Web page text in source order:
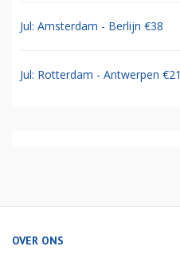
Jul: Amsterdam - Berlijn €38
Jul: Rotterdam - Antwerpen €21
OVER ONS